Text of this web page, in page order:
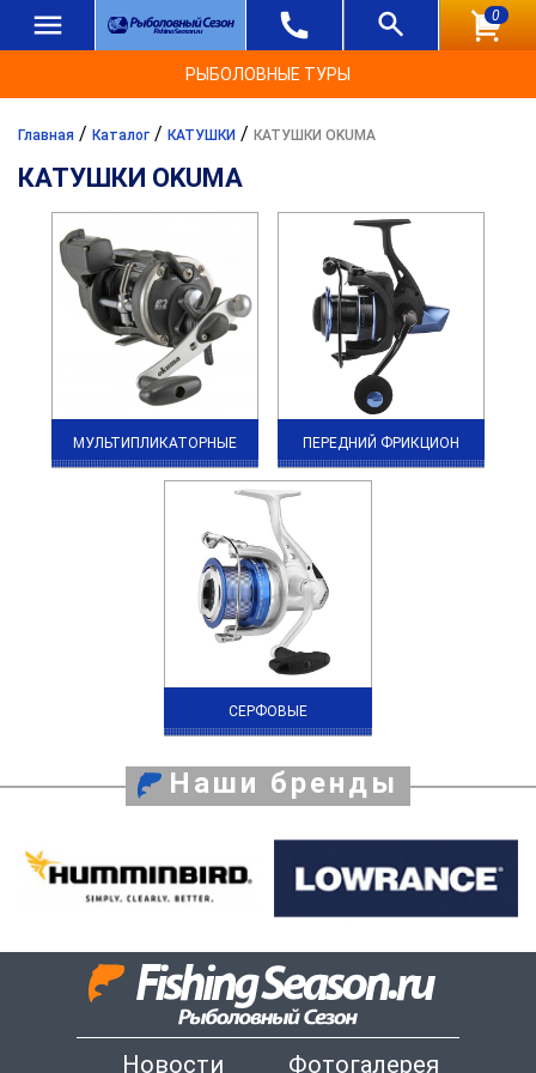
0
РЫБОЛОВНЫЕ ТУРЫ
Главная / Каталог / КАТУШКИ / КАТУШКИ OKUMA
КАТУШКИ OKUMA
МУЛЬТИПЛИКАТОРНЫЕ ПЕРЕДНИЙ ФРИКЦИОН
СЕРФОВЫЕ
Наши бренды
Новости Фотогалерея